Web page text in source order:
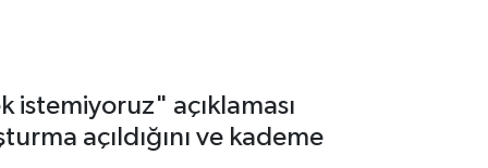
istemiyoruz" açıklaması
açıldığını ve kademe